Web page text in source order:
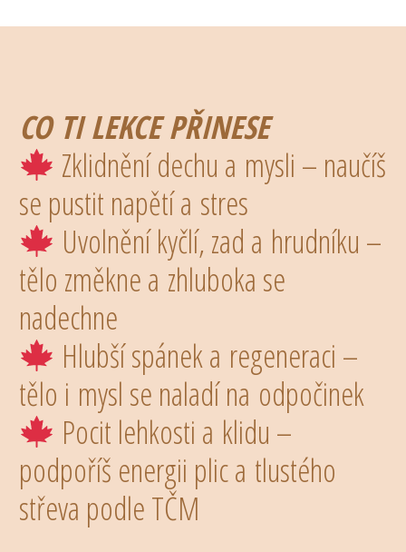
CO TI LEKCE PŘINESE
Zklidnění dechu a mysli – naučíš
se pustit napětí a stres
Uvolnění kyčlí, zad a hrudníku –
tělo změkne a zhluboka se
nadechne
Hlubší spánek a regeneraci –
tělo i mysl se naladí na odpočinek
Pocit lehkosti a klidu –
podpoříš energii plic a tlustého
střeva podle TČM